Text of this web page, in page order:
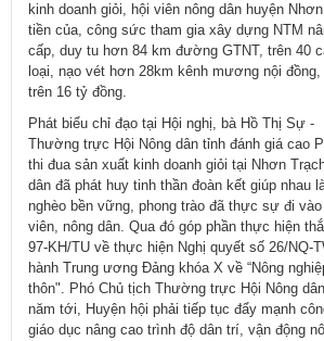
kinh doanh giỏi, hội viên nông dân huyện
tiền của, công sức tham gia xây dựng NTM
cấp, duy tu hơn 84 km đường GTNT, trên 40
loại, nạo vét hơn 28km kênh mương nội
trên 16 tỷ đồng.
Phát biểu chỉ đạo tại Hội nghị, bà Hồ Thị Sự -
Thường trực Hội Nông dân tỉnh đánh giá cao
thi đua sản xuất kinh doanh giỏi tại Nhơn
dân đã phát huy tinh thần đoàn kết giúp nhau
nghèo bền vững, phong trào đã thực sự đi
viên, nông dân. Qua đó góp phần thực hiện
97-KH/TU về thực hiện Nghị quyết số 26/NQ-
hành Trung ương Đảng khóa X về “Nông
thôn". Phó Chủ tịch Thường trực Hội Nông
năm tới, Huyện hội phải tiếp tục đẩy mạnh
giáo dục nâng cao trình độ dân trí, vận động